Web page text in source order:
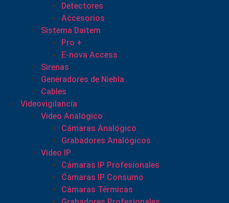
Detectores
Accesorios
Sistema Daitem
Pro +
E-nova Access
Sirenas
Generadores de Niebla
Cables
Videovigilancia
Video Analógico
Cámaras Analógico
Grabadores Analógicos
Video IP
Cámaras IP Profesionales
Cámaras IP Consumo
Cámaras Térmicas